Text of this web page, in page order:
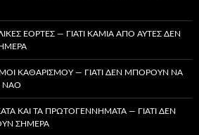
ΕΟΡΤΈΣ — ΓΙΑΤΊ ΚΑΜΊΑ ΑΠΌ ΑΥΤΈΣ ΔΕΝ
ΚΑΘΑΡΙΣΜΟΎ — ΓΙΑΤΊ ΔΕΝ ΜΠΟΡΟΎΝ ΝΑ
ΝΑΌ
ΚΑΙ ΤΑ ΠΡΩΤΟΓΕΝΝΉΜΑΤΑ — ΓΙΑΤΊ ΔΕΝ
ΣΉΜΕΡΑ